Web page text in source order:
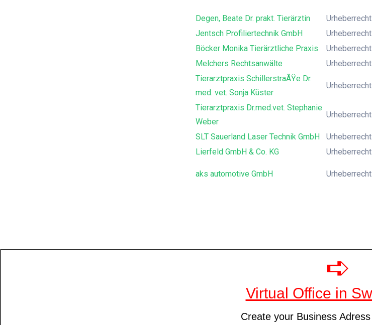
Degen, Beate Dr. prakt. Tierärztin
Urheberrecht
Jentsch Profiliertechnik GmbH
Urheberrecht
Böcker Monika Tierärztliche Praxis
Urheberrecht
Melchers Rechtsanwälte
Urheberrecht
Tierarztpraxis SchillerstraÃŸe Dr.
med. vet. Sonja Küster
Urheberrecht
Tierarztpraxis Dr.med.vet. Stephanie
Weber
Urheberrecht
SLT Sauerland Laser Technik GmbH
Urheberrecht
Lierfeld GmbH & Co. KG
Urheberrecht
aks automotive GmbH Urheberrecht